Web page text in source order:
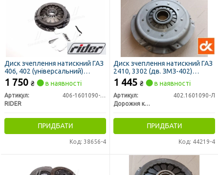
Диск зчеплення натискний ГАЗ
406, 402 (універсальний)
(RIDER)
1 750 ₴ в наявності
Артикул:
406-1601090-10
RIDER
ПРИДБАТИ
Код: 38656-4
Диск зчеплення натискний ГАЗ
2410, 3302 (дв. ЗМЗ-402)
(пелюстковий) (ДК)
1 445 ₴ в наявності
Артикул:
402.1601090-Л
Дорожня карта
ПРИДБАТИ
Код: 44219-4